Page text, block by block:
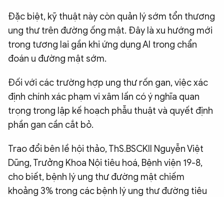
Đặc biệt, kỹ thuật này còn quản lý sớm tổn thương
ung thư trên đường ống mật. Đây là xu hướng mới
trong tương lai gần khi ứng dụng AI trong chẩn
đoán u đường mật sớm.
Đối với các trường hợp ung thư rốn gan, việc xác
định chính xác phạm vi xâm lấn có ý nghĩa quan
trọng trong lập kế hoạch phẫu thuật và quyết định
phần gan cần cắt bỏ.
Trao đổi bên lề hội thảo, ThS.BSCKII Nguyễn Việt
Dũng, Trưởng Khoa Nội tiêu hoá, Bệnh viện 19-8,
cho biết, bệnh lý ung thư đường mật chiếm
khoảng 3% trong các bệnh lý ung thư đường tiêu